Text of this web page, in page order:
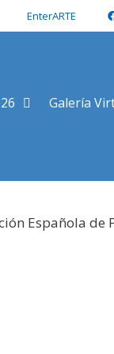
EnterARTE
Galería
Española de